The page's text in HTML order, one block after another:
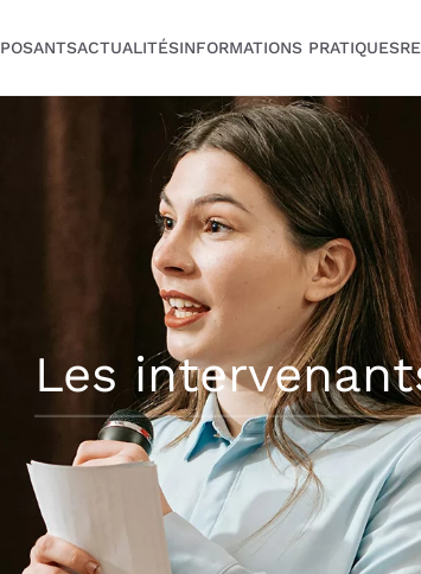
ACTUALITÉSINFORMATIONS PRATIQUES
Les